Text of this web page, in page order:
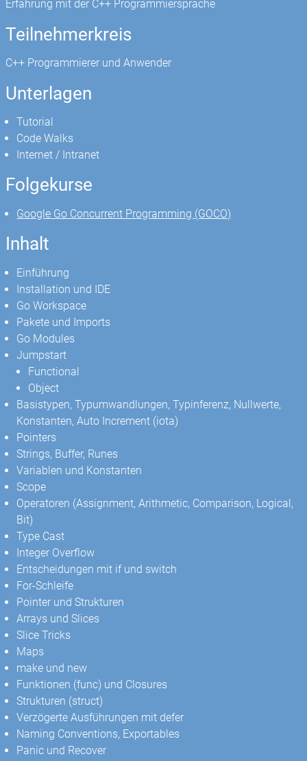
Erfahrung mit der C++ Programmiersprache
Teilnehmerkreis
C++ Programmierer und Anwender
Unterlagen
Tutorial
Code Walks
Internet / Intranet
Folgekurse
Google Go Concurrent Programming (GOCO)
Inhalt
Einführung
Installation und IDE
Go Workspace
Pakete und Imports
Go Modules
Jumpstart
Functional
Object
Basistypen, Typumwandlungen, Typinferenz, Nullwerte,
Konstanten, Auto Increment (iota)
Pointers
Strings, Buffer, Runes
Variablen und Konstanten
Scope
Operatoren (Assignment, Arithmetic, Comparison, Logical,
Bit)
Type Cast
Integer Overflow
Entscheidungen mit if und switch
For-Schleife
Pointer und Strukturen
Arrays und Slices
Slice Tricks
Maps
make und new
Funktionen (func) und Closures
Strukturen (struct)
Verzögerte Ausführungen mit defer
Naming Conventions, Exportables
Panic und Recover